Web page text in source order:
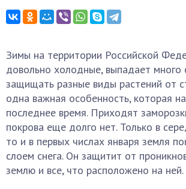
Зимы на территории Российской
довольно холодные, выпадает много
защищать разные виды растений от
одна важная особенность, которая
последнее время. Приходят
покрова еще долго нет. Только в
то и в первых числах января земля
слоем снега. Он защитит от
землю и все, что расположено на ней.